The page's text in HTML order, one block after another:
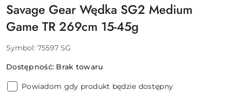
Savage Gear Wędka SG2 Medium
Game TR 269cm 15-45g
Symbol: 75597 SG
Dostępność: Brak towaru
Powiadom gdy produkt będzie dostępny